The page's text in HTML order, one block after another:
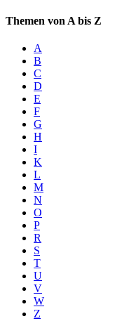
Themen von A bis Z
A
B
C
D
E
F
G
H
I
K
L
M
N
O
P
R
S
T
U
V
W
Z